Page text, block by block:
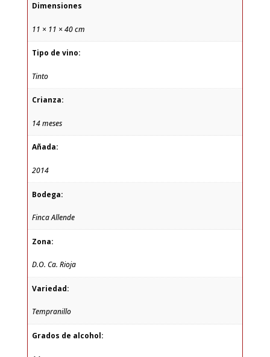
Dimensiones
11 × 11 × 40 cm
Tipo de vino:
Tinto
Crianza:
14 meses
Añada:
2014
Bodega:
Finca Allende
Zona:
D.O. Ca. Rioja
Variedad:
Tempranillo
Grados de alcohol: